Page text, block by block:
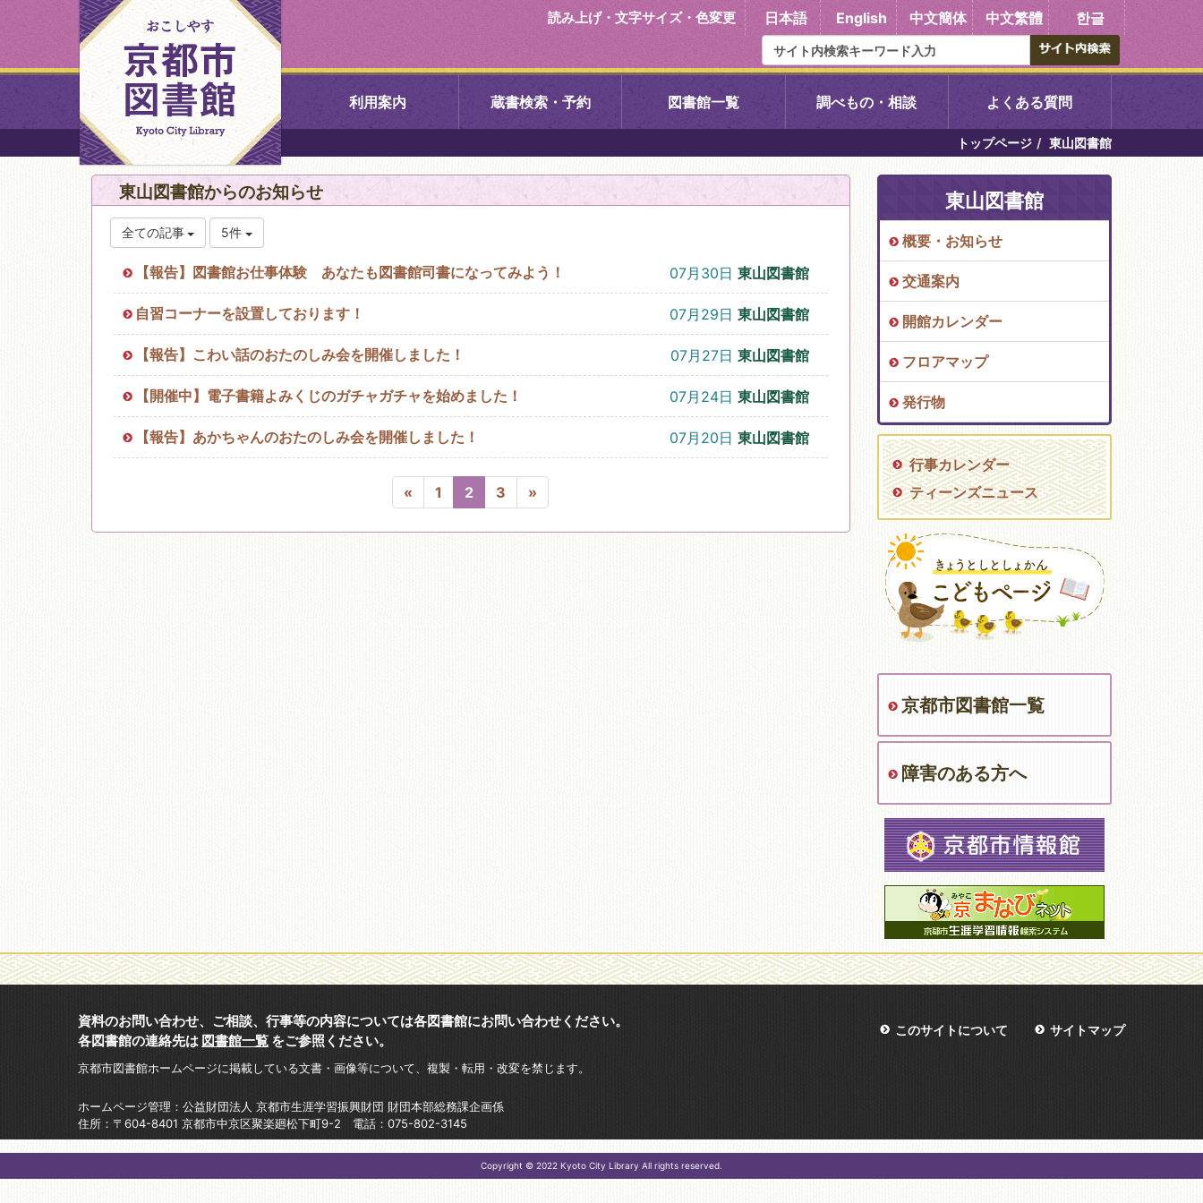
読み上げ・文字サイズ・色変更 日本語 English 中文簡体 中文繁體 한글
利用案内 蔵書検索・予約 図書館一覧
中央図書館 右京中央図書館 伏見中央図書館 醍醐中央図書館
北図書館 左京図書館 岩倉図書館 東山図書館
吉祥院図書館
久世ふれあいセンター図
書館
洛西図書館 向島図書館
こどもみらい館子育て図
書館
コミュニティプラザ深草
図書館
調べもの・相談 よくある質問
トップページ 東山図書館
東山図書館からのお知らせ
全ての記事 5件
【報告】図書館お仕事体験 あなたも図書館司書になってみよう！ 07月30日 東山図書館
自習コーナーを設置しております！ 07月29日 東山図書館
【報告】こわい話のおたのしみ会を開催しました！ 07月27日 東山図書館
【開催中】電子書籍よみくじのガチャガチャを始めました！ 07月24日 東山図書館
【報告】あかちゃんのおたのしみ会を開催しました！ 07月20日 東山図書館
« 1 2 3 »
東山図書館
概要・お知らせ
交通案内
開館カレンダー
フロアマップ
発行物
行事カレンダー
ティーンズニュース
京都市図書館一覧
障害のある方へ
このサイトについて サイトマップ
資料のお問い合わせ、ご相談、行事等の内容については各図書館にお問い合わせください。
各図書館の連絡先は 図書館一覧 をご参照ください。
京都市図書館ホームページに掲載している文書・画像等について、複製・転用・改変を禁じます。
ホームページ管理：公益財団法人 京都市生涯学習振興財団 財団本部総務課企画係
住所：〒604-8401 京都市中京区聚楽廻松下町9-2 電話：075-802-3145
Copyright © 2022 Kyoto City Library All rights reserved.